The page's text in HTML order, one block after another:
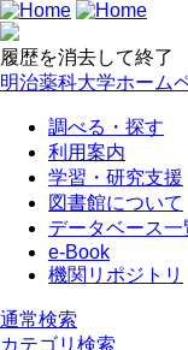
履歴を消去して終了
明治薬科大学ホーム
調べる・探す
利用案内
学習・研究支援
図書館について
データベース一
e-Book
機関リポジトリ
通常検索
カテゴリ検索